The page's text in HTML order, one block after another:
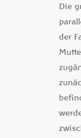
Die
der